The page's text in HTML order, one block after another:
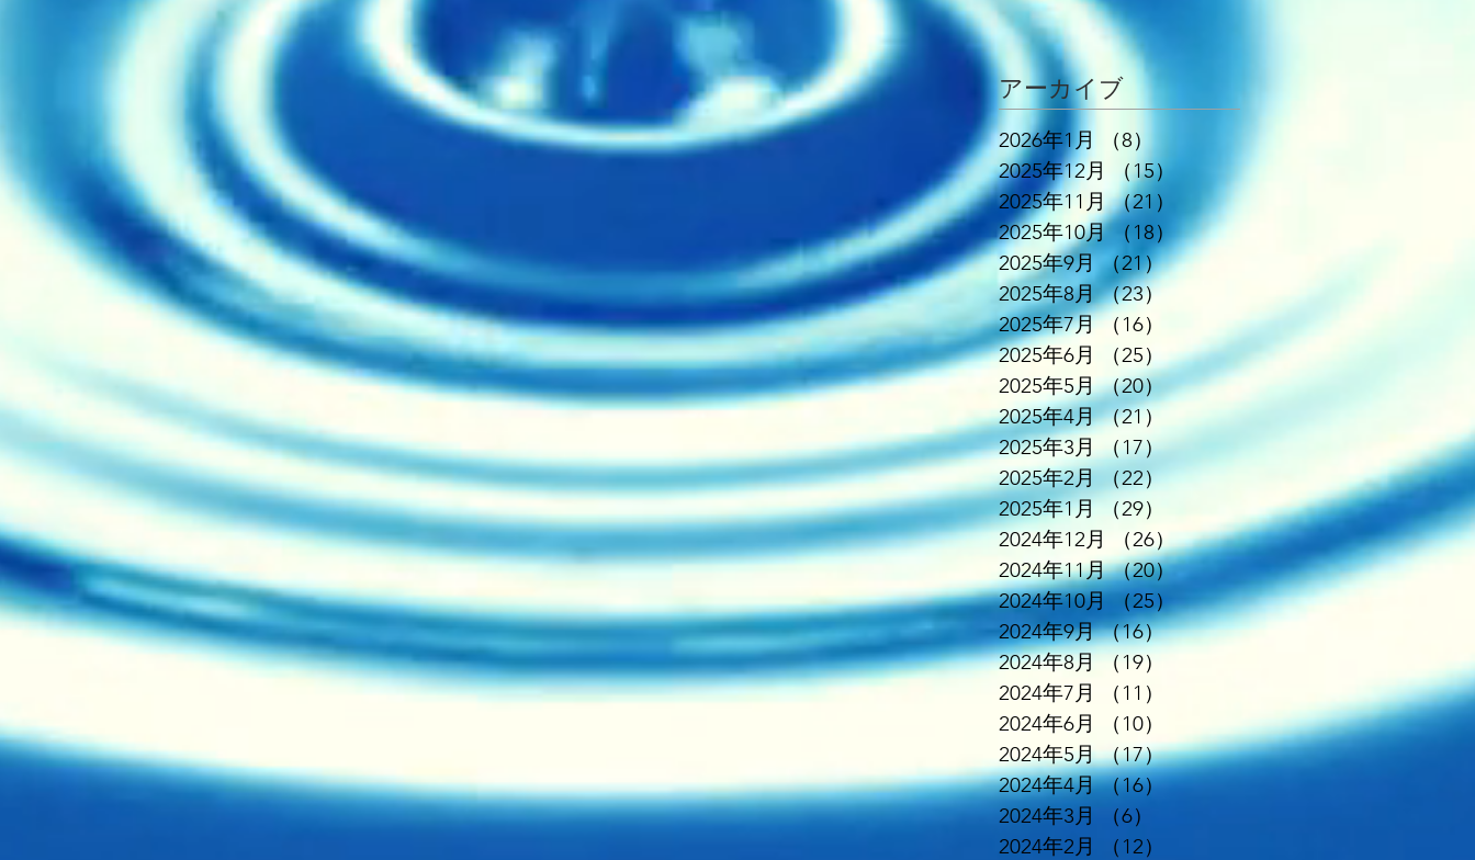
アーカイブ
2026年1月 （8）
2025年12月
（15）
15件の記事
2025年11月 （21）
21件の記事
2025年10月
（18）18件の記事
2025年9月
（21）21件の記事
2025年8月 （23）
2025年7月 （16）
16件の記事
2025年6月
（25）25件の記事
2025年5月 （20） 20件の記事
2025年4月 （21）
21件の記事
2025年3月 （17）17件の記事
2025年2月
（22）22件の記事
2025年1月 （29）
29件の記事
2024年12月
（26）26件の記事
2024年11月 （20）20件の記事
2024年10月
（25）25件の記事
2024年9月 （16）16件の記事
2024年8月 （19）
2024年7月
（11）
2024年6月
（10）
10件の記事
2024年5月 （17）17件の記事
2024年4月 （16）16件の記事
2024年3月
（6）
2024年2月
（12）